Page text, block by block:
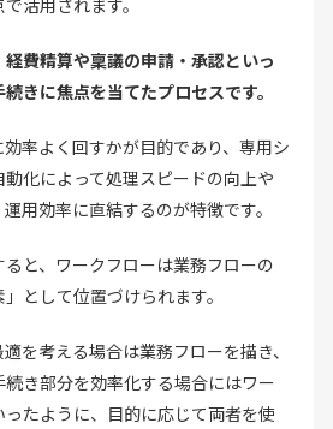
費精算や稟議の申請・承認といっ
きに焦点を当てたプロセスです。
率よく回すかが目的であり、専用シ
化によって処理スピードの向上や
用効率に直結するのが特徴です。
と、ワークフローは業務フローの
として位置づけられます。
を考える場合は業務フローを描き、
き部分を効率化する場合にはワー
たように、目的に応じて両者を使